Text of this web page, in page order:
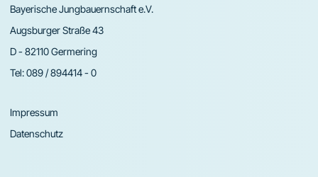
Bayerische Jungbauernschaft e.V.
Augsburger Straße 43
D - 82110 Germering
Tel:089 / 894414 - 0
Impressum
Datenschutz